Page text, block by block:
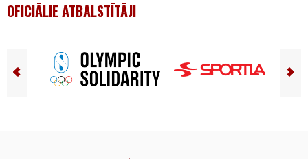
OFICIĀLIE ATBALSTĪTĀJI